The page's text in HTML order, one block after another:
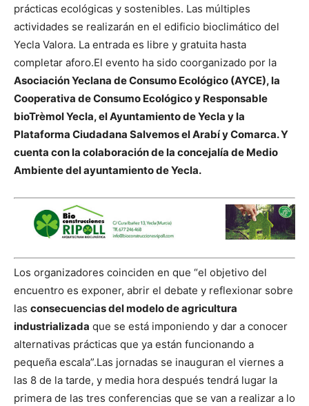
prácticas ecológicas y sostenibles. Las múltiples
actividades se realizarán en el edificio bioclimático del
Yecla Valora. La entrada es libre y gratuita hasta
completar aforo.El evento ha sido coorganizado por la
Asociación Yeclana de Consumo Ecológico (AYCE), la
Cooperativa de Consumo Ecológico y Responsable
bioTrèmol Yecla, el Ayuntamiento de Yecla y la
Plataforma Ciudadana Salvemos el Arabí y Comarca. Y
cuenta con la colaboración de la concejalía de Medio
Ambiente del ayuntamiento de Yecla.
Los organizadores coinciden en que “el objetivo del
encuentro es exponer, abrir el debate y reflexionar sobre
las consecuencias del modelo de agricultura
industrializada que se está imponiendo y dar a conocer
alternativas prácticas que ya están funcionando a
pequeña escala”.Las jornadas se inauguran el viernes a
las 8 de la tarde, y media hora después tendrá lugar la
primera de las tres conferencias que se van a realizar a lo